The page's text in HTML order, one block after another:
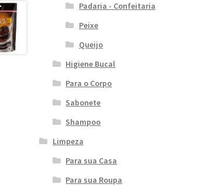
Padaria - Confeitaria
Peixe
Queijo
Higiene Bucal
Para o Corpo
Sabonete
Shampoo
Limpeza
Para sua Casa
Para sua Roupa